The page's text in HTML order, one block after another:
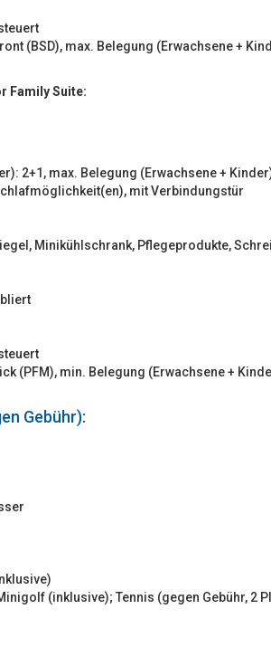
(BSD), max. Belegung (Erwachsene +
Family Suite:
2+1, max. Belegung (Erwachsene +
mit Verbindungstür
Minikühlschrank, Pflegeprodukte,
(PFM), min. Belegung (Erwachsene +
Gebühr):
(inklusive); Tennis (gegen Gebühr, 2